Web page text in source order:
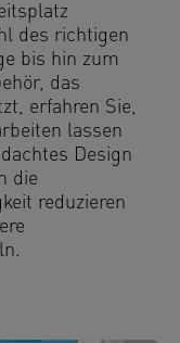
des richtigen
bis hin zum
das
erfahren Sie,
lassen
Design
die
reduzieren